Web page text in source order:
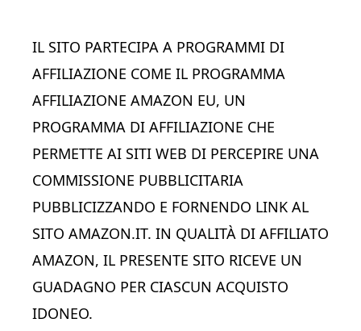
IL SITO PARTECIPA A PROGRAMMI DI
AFFILIAZIONE COME IL PROGRAMMA
AFFILIAZIONE AMAZON EU, UN
PROGRAMMA DI AFFILIAZIONE CHE
PERMETTE AI SITI WEB DI PERCEPIRE UNA
COMMISSIONE PUBBLICITARIA
PUBBLICIZZANDO E FORNENDO LINK AL
SITO AMAZON.IT. IN QUALITÀ DI AFFILIATO
AMAZON, IL PRESENTE SITO RICEVE UN
GUADAGNO PER CIASCUN ACQUISTO
IDONEO.